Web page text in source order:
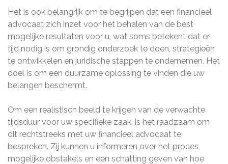
Het is ook belangrijk om te begrijpen dat een financieel
advocaat zich inzet voor het behalen van de best
mogelijke resultaten voor u, wat soms betekent dat er
tijd nodig is om grondig onderzoek te doen, strategieën
te ontwikkelen en juridische stappen te ondernemen. Het
doel is om een duurzame oplossing te vinden die uw
belangen beschermt.
Om een realistisch beeld te krijgen van de verwachte
tijdsduur voor uw specifieke zaak, is het raadzaam om
dit rechtstreeks met uw financieel advocaat te
bespreken. Zij kunnen u informeren over het proces,
mogelijke obstakels en een schatting geven van hoe